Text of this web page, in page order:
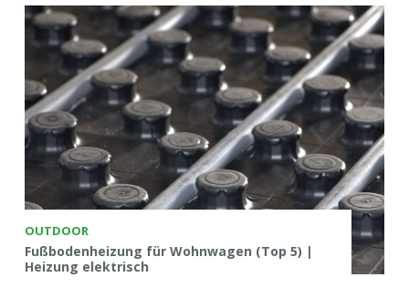
OUTDOOR
Fußbodenheizung für Wohnwagen (Top 5) |
Heizung elektrisch